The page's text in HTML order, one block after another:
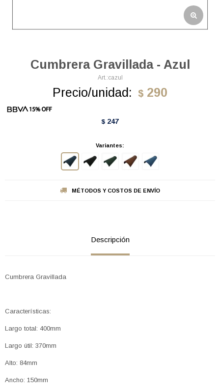
Cumbrera Gravillada - Azul
cazul
Precio/unidad: $ 290
$ 247
Variantes:
MÉTODOS Y COSTOS DE ENVÍO
Descripción
Cumbrera Gravillada
Características:
Largo total: 400mm
Largo útil: 370mm
Alto: 84mm
Ancho: 150mm